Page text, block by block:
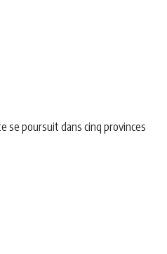
se poursuit dans cinq provinces